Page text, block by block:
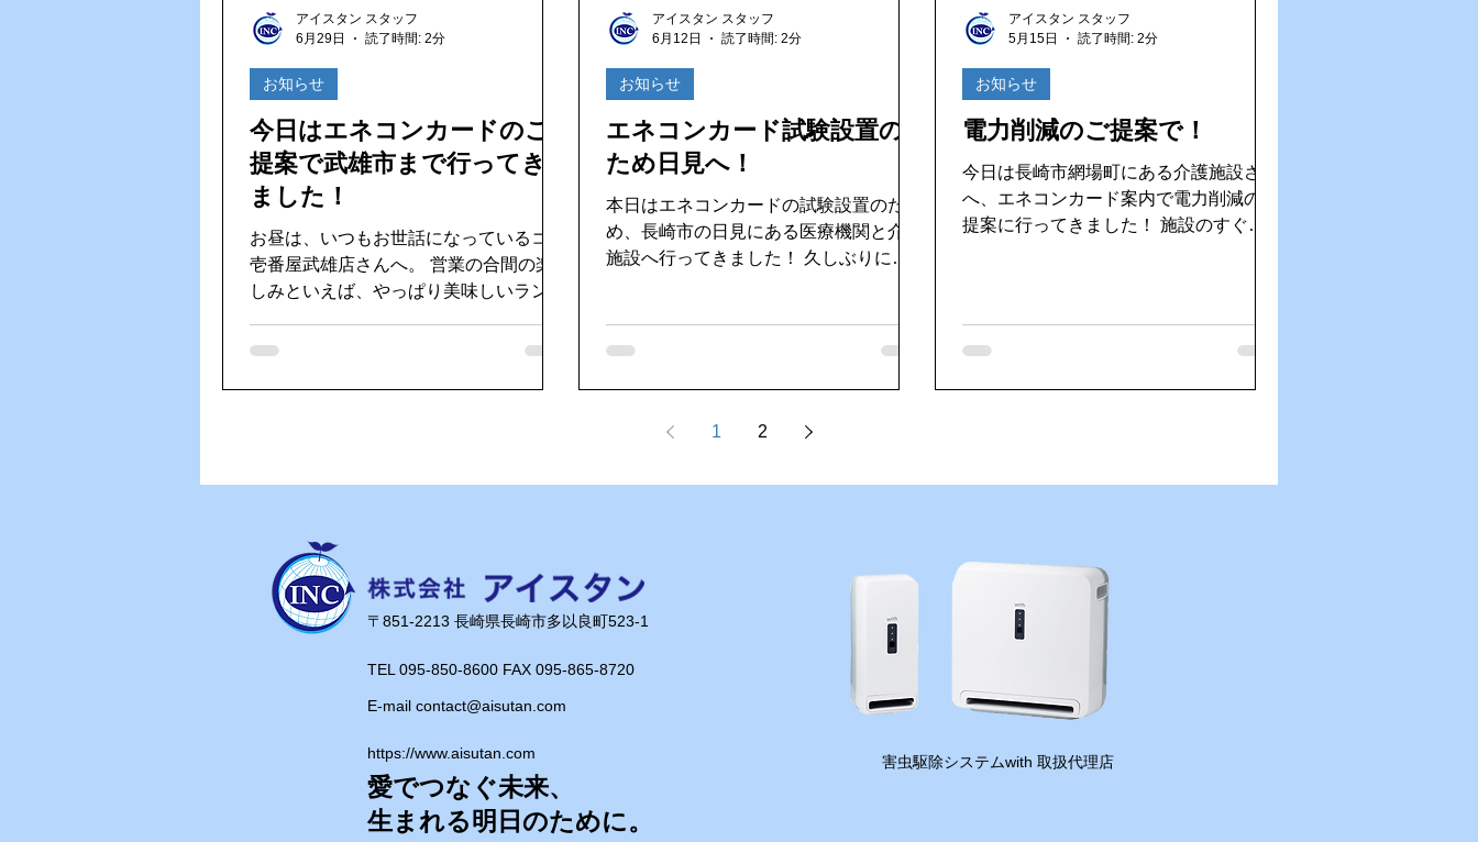
今日はエネコンカードのご
提案で武雄市まで行ってき
ました！
お昼は、いつもお世話になっているココ
壱番屋武雄店さんへ。 営業の合間の楽
しみといえば、やっぱり美味しいランチ
っかりエネルギーチャージ！暑さに負け
ることができました。 お客さまとのご
お知らせ
アイスタン スタッフ
6月29日
読了時間: 2分
エネコンカード試験設置の
ため日見へ！
本日はエネコンカードの試験設置のた
め、長崎市の日見にある医療機関と介護
施設へ行ってきました！ 久しぶりに通
といえば、かつて「西の箱根」と呼ばれ
ぶ交通の難所として知られ、多くの人や
ただけですが、こうした歴史に思いを馳
せながら走ると、いつもの移動も少し特
別な時間に感じられます。 今回の目的
であるエネコンカードの試験設置も無事
完了！ 少しでも電力削減やコスト削減
のお役に立てるよう、しっかり効果を確
仕事で訪れる場所がたくさんあります
れるのも楽しみのひとつ。 さあ、明日
も安全運転で頑張ります！
お知らせ
アイスタン スタッフ
6月12日
読了時間: 2分
電力削減のご提案で！
今日は長崎市網場町にある介護施設さま
へ、エネコンカード案内で電力削減のご
提案に行ってきました！ 施設のすぐそ
めて感じるのは、長崎の魅力。海があ
り、山があり、自然と街並みが近くに共
です！ 仕事でいろんな場所へ行けるか
明日も頑張ろう！
お知らせ
アイスタン スタッフ
5月15日
読了時間: 2分
1 2
​〒851-2213 長崎県長崎市多以良町523-1
TEL 095-850-8600 FAX 095-865-8720​
E-mail contact@aisutan.com
https://www.aisutan.com
愛でつなぐ未来、
​生まれる明日のために。
​害虫駆除システムwith 取扱代理店